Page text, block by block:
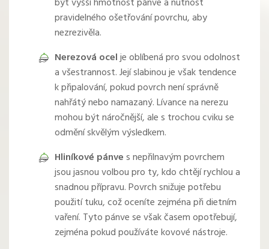
být vyšší hmotnost pánve a nutnost
pravidelného ošetřování povrchu, aby
nezrezivěla.
Nerezová ocelje oblíbená pro svou odolnost
a všestrannost. Její slabinou je však tendence
k připalování, pokud povrch není správně
nahřátý nebo namazaný. Lívance na nerezu
mohou být náročnější, ale s trochou cviku se
odmění skvělým výsledkem.
Hliníkové pánves nepřilnavým povrchem
jsou jasnou volbou pro ty, kdo chtějí rychlou a
snadnou přípravu. Povrch snižuje potřebu
použití tuku, což oceníte zejména při dietním
vaření. Tyto pánve se však časem opotřebují,
zejména pokud používáte kovové nástroje.